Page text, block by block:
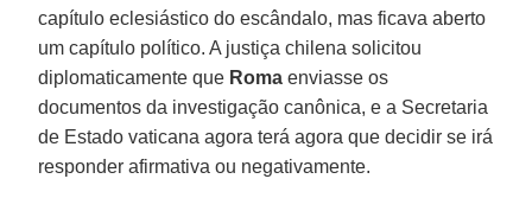
capítulo eclesiástico do escândalo, mas ficava aberto
um capítulo político. A justiça chilena solicitou
diplomaticamente que Romaenviasse os
documentos da investigação canônica, e a Secretaria
de Estado vaticana agora terá agora que decidir se irá
responder afirmativa ou negativamente.